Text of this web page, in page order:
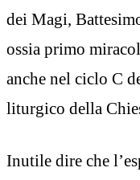
dei Magi,
ossia primo
anche nel ciclo C
liturgico della
Inutile dire che